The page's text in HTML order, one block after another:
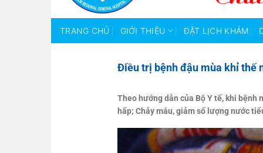
TRANG CHỦ GIỚI THIỆU ĐẶT LỊCH KHÁM
Điều trị bệnh đậu mùa khỉ thế
Theo hướng dẫn của Bộ Y tế, khi bệnh
hấp; Chảy máu, giảm số lượng nước